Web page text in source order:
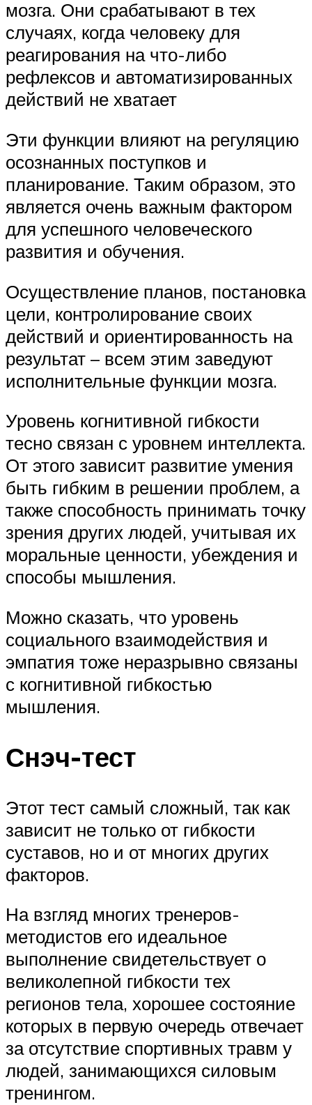
мозга. Они срабатывают в тех
случаях, когда человеку для
реагирования на что-либо
рефлексов и автоматизированных
действий не хватает
Эти функции влияют на регуляцию
осознанных поступков и
планирование. Таким образом, это
является очень важным фактором
для успешного человеческого
развития и обучения.
Осуществление планов, постановка
цели, контролирование своих
действий и ориентированность на
результат – всем этим заведуют
исполнительные функции мозга.
Уровень когнитивной гибкости
тесно связан с уровнем интеллекта.
От этого зависит развитие умения
быть гибким в решении проблем, а
также способность принимать точку
зрения других людей, учитывая их
моральные ценности, убеждения и
способы мышления.
Можно сказать, что уровень
социального взаимодействия и
эмпатия тоже неразрывно связаны
с когнитивной гибкостью
мышления.
Снэч-тест
Этот тест самый сложный, так как
зависит не только от гибкости
суставов, но и от многих других
факторов.
На взгляд многих тренеров-
методистов его идеальное
выполнение свидетельствует о
великолепной гибкости тех
регионов тела, хорошее состояние
которых в первую очередь отвечает
за отсутствие спортивных травм у
людей, занимающихся силовым
тренингом.